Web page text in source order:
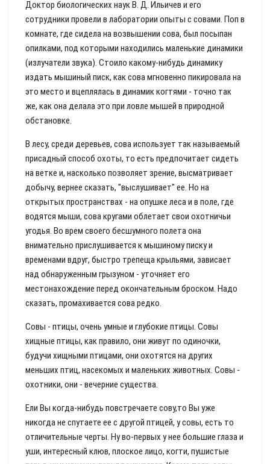
Доктор биологических наук В. Д. Ильичев и его
сотрудники провели в лаборатории опыты с совами. Поп в
комнате, где сидела на возвышении сова, был посыпан
опилками, под которыми находились маленькие динамики
(излучатели звука). Стоило какому-нибудь динамику
издать мышиный писк, как сова мгновенно пикировала на
это место и вцеплялась в динамик когтями - точно так
же, как она делала это при ловле мышей в природной
обстановке.
В лесу, среди деревьев, сова использует так называемый
присадный способ охоты, то есть предпочитает сидеть
на ветке и, насколько позволяет зрение, высматривает
добычу, вернее сказать, "выслушивает" ее. Но на
открытых пространствах - на опушке леса и в поле, где
водятся мыши, сова кругами облетает свои охотничьи
угодья. Во врем своего бесшумного полета она
внимательно прислушивается к мышиному писку и
временами вдруг, быстро трепеща крыльями, зависает
над обнаруженным грызуном - уточняет его
местонахождение перед окончательным броском. Надо
сказать, промахивается сова редко.
Совы - птицы, очень умные и глубокие птицы. Совы
хищные птицы, как правило, они живут по одиночки,
будучи хищными птицами, они охотятся на других
меньших птиц, насекомых и маленьких животных. Совы -
охотники, они - вечерние существа.
Ели Вы когда-нибудь повстречаете сову,то Вы уже
никогда не спутаете ее с другой птицей, у совы, есть то
отличительные черты. Ну во-первых у нее большие глаза и
уши, интересный клюв, плоское лицо, когти, пушистые